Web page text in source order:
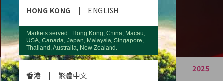
2021 2024 2025
HONG KONG | ENGLISH
Markets served : Hong Kong, China, Macau,
USA, Canada, Japan, Malaysia, Singapore,
Thailand, Australia, New Zealand.
香港 | 繁體中文